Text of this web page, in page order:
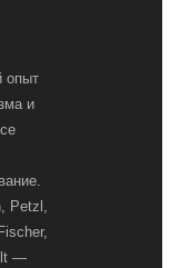
опыт
и
Petzl,
—